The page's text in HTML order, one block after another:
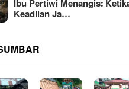
Ibu Pertiwi Menangis:
Keadilan Ja…